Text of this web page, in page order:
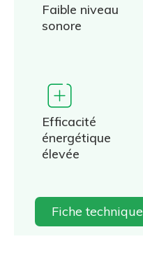
Faible niveau
sonore
Efficacité
énergétique
élevée
Fiche technique